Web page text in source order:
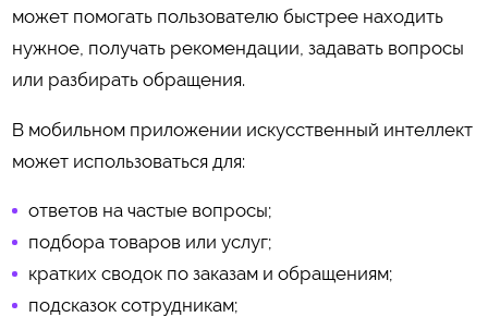
может помогать пользователю быстрее находить
нужное, получать рекомендации, задавать вопросы
или разбирать обращения.
В мобильном приложении искусственный интеллект
может использоваться для:
ответов на частые вопросы;
подбора товаров или услуг;
кратких сводок по заказам и обращениям;
подсказок сотрудникам;